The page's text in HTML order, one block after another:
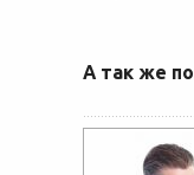
А так же